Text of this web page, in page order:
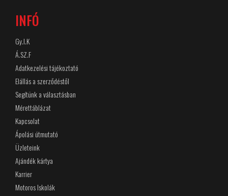
INFÓ
Gy.I.K
Á.SZ.F
Adatkezelési tájékoztató
Elállás a szerződéstől
Segítünk a választásban
Mérettáblázat
Kapcsolat
Ápolási útmutató
Üzleteink
Ajándék kártya
Karrier
Motoros Iskolák